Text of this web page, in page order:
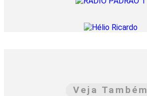
Veja Também